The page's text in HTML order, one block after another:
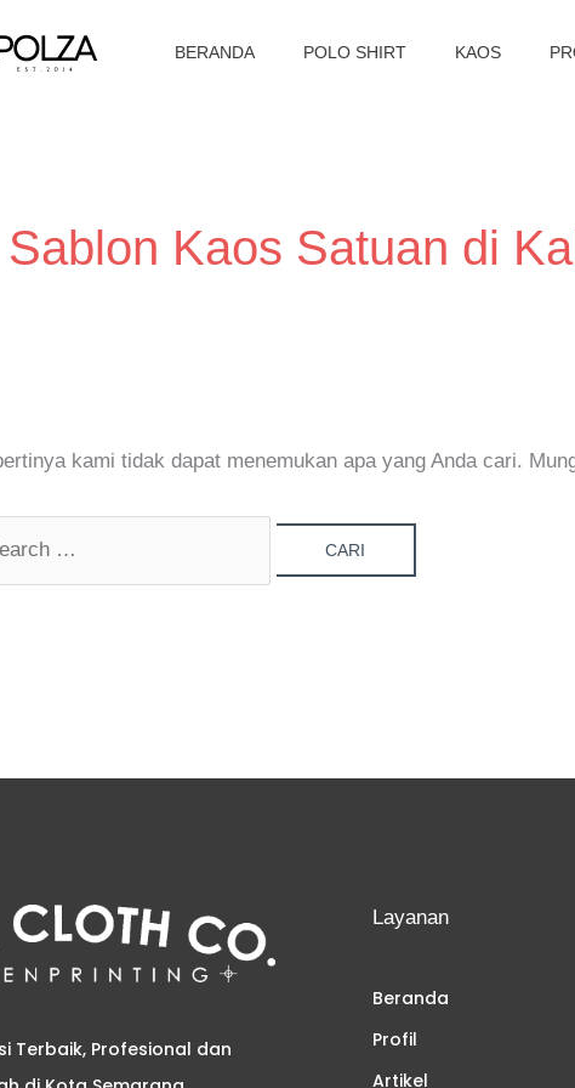
BERANDA POLO SHIRT KAOS
Kaos Satuan di
kami tidak dapat menemukan apa yang Anda cari.
Terbaik, Profesional dan
Layanan
Beranda
Profil
Artikel